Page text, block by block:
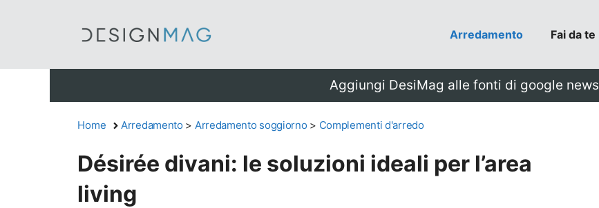
Arredamento Fai da te
Aggiungi DesiMag alle fonti di google news
Home Arredamento > Arredamento soggiorno > Complementi d'arredo
Désirée divani: le soluzioni ideali per l’area
living